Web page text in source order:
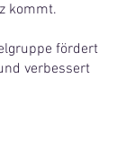
kommt.
fördert
verbessert